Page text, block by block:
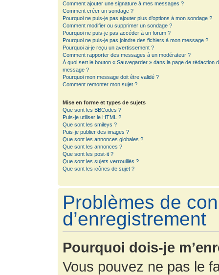
Comment ajouter une signature à mes messages ?
Comment créer un sondage ?
Pourquoi ne puis-je pas ajouter plus d’options à mon sondage ?
Comment modifier ou supprimer un sondage ?
Pourquoi ne puis-je pas accéder à un forum ?
Pourquoi ne puis-je pas joindre des fichiers à mon message ?
Pourquoi ai-je reçu un avertissement ?
Comment rapporter des messages à un modérateur ?
À quoi sert le bouton « Sauvegarder » dans la page de rédaction
message ?
Pourquoi mon message doit être validé ?
Comment remonter mon sujet ?
Mise en forme et types de sujets
Que sont les BBCodes ?
Puis-je utiliser le HTML ?
Que sont les smileys ?
Puis-je publier des images ?
Que sont les annonces globales ?
Que sont les annonces ?
Que sont les post-it ?
Que sont les sujets verrouillés ?
Que sont les icônes de sujet ?
Problèmes de
d’enregistrement
Pourquoi dois-je
Vous pouvez ne pas le